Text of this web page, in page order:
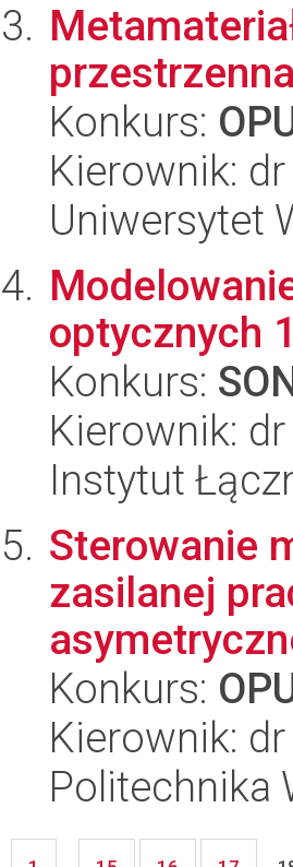
Konkurs:
Kierownik: dr
Uniwersytet
optycznych
Konkurs:
Kierownik:
Instytut
Sterowanie
zasilanej
Konkurs:
Kierownik:
Politechnika